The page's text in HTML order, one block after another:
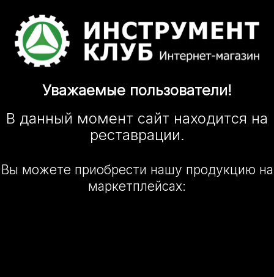
Уважаемые пользователи!
В данный момент сайт находится на
реставрации.
Вы можете приобрести нашу продукцию на
маркетплейсах: